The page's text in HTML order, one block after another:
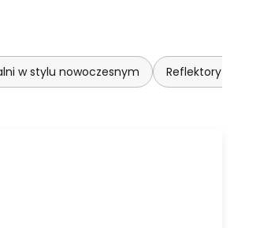
w stylu nowoczesnym Reflektory